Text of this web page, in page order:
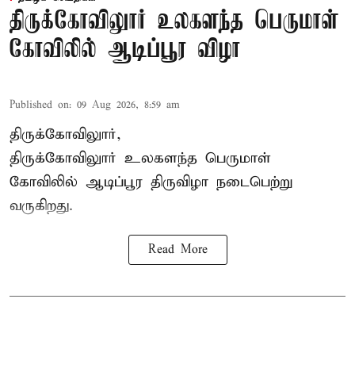
திருக்கோவிலுார் உலகளந்த பெருமாள்
கோவிலில் ஆடிப்பூர விழா
Published on: 09 Aug 2026, 8:59 am
திருக்கோவிலுார்,
திருக்கோவிலுார் உலகளந்த பெருமாள்
கோவிலில் ஆடிப்பூர திருவிழா நடைபெற்று
வருகிறது.
Read More